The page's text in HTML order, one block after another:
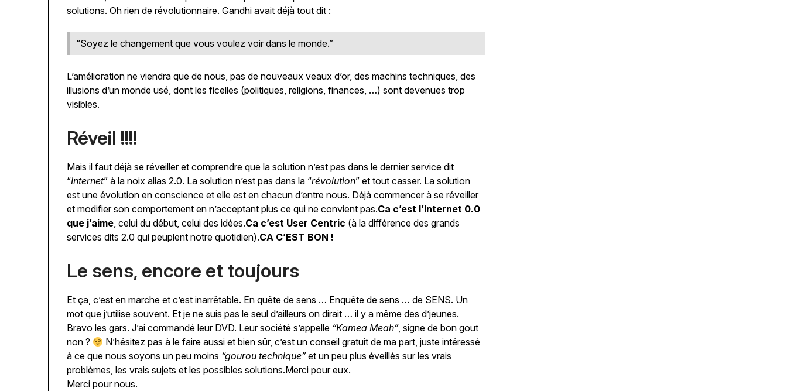
solutions. Oh rien de révolutionnaire. Gandhi avait déjà tout dit :
“Soyez le changement que vous voulez voir dans le monde.”
L’amélioration ne viendra que de nous, pas de nouveaux veaux d’or, des machins techniques, des
illusions d’un monde usé, dont les ficelles (politiques, religions, finances, …) sont devenues trop
visibles.
Réveil !!!!
Mais il faut déjà se réveiller et comprendre que la solution n’est pas dans le dernier service dit
“Internet” à la noix alias 2.0. La solution n’est pas dans la “révolution” et tout casser. La solution
est une évolution en conscience et elle est en chacun d’entre nous. Déjà commencer à se réveiller
et modifier son comportement en n’acceptant plus ce qui ne convient pas.Ca c’est l’Internet 0.0
que j’aime, celui du début, celui des idées.Ca c’est User Centric (à la différence des grands
services dits 2.0 qui peuplent notre quotidien).CA C’EST BON !
Le sens, encore et toujours
Et ça, c’est en marche et c’est inarrêtable. En quête de sens … Enquête de sens … de SENS. Un
mot que j’utilise souvent. Et je ne suis pas le seul d’ailleurs on dirait … il y a même des d’jeunes.
Bravo les gars. J’ai commandé leur DVD. Leur société s’appelle “Kamea Meah”, signe de bon gout
non ?
N’hésitez pas à le faire aussi et bien sûr, c’est un conseil gratuit de ma part, juste intéressé
à ce que nous soyons un peu moins “gourou technique”et un peu plus éveillés sur les vrais
problèmes, les vrais sujets et les possibles solutions.Merci pour eux.
Merci pour nous.